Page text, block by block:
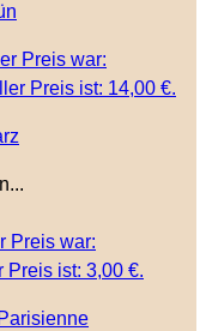
Preis war:
Preis ist: 14,00 €.
Preis war:
Preis ist: 3,00 €.